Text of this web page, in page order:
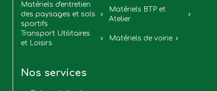
Matériels d'entretien
des paysages et sols
sportifs

Matériels BTP et
Atelier

Transport Utilitaires
et Loisirs
 Matériels de voirie 
Nos services